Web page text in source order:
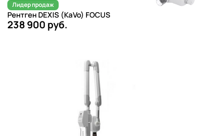
Лидер продаж
Рентген DEXIS (KaVo) FOCUS
238 900 руб.